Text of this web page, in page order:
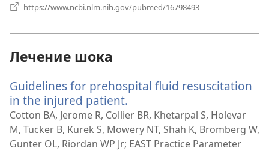
https://www.ncbi.nlm.nih.gov/pubmed/16798493
Лечение шока
Guidelines for prehospital fluid resuscitation
in the injured patient.
в
новом
окне)
Cotton BA, Jerome R, Collier BR, Khetarpal S, Holevar
M, Tucker B, Kurek S, Mowery NT, Shah K, Bromberg W,
Gunter OL, Riordan WP Jr; EAST Practice Parameter